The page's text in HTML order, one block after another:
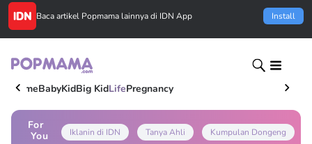
Baca artikel Popmama lainnya di IDN App Install
HomeBabyKidBig KidLifePregnancy
For
You
Iklanin di IDN Tanya Ahli Kumpulan Dongeng